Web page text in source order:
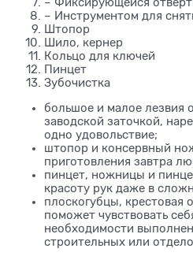
– Инструментом для
Штопор
Шило, кернер
Кольцо для ключей
Пинцет
Зубочистка
большое и малое лезвия
заводской заточкой,
одно удовольствие;
штопор и консервный
приготовления завтра
пинцет, ножницы и
красоту рук даже в
плоскогубцы, крестовая
поможет чувствовать
необходимости
строительных или